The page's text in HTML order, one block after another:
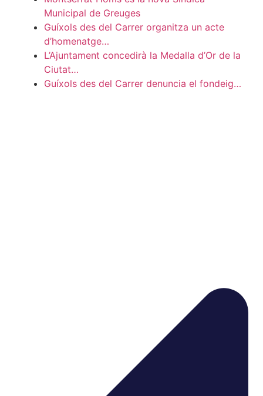
Municipal de Greuges
Guíxols des del Carrer organitza un acte
d’homenatge…
L’Ajuntament concedirà la Medalla d’Or de la
Ciutat…
Guíxols des del Carrer denuncia el fondeig…